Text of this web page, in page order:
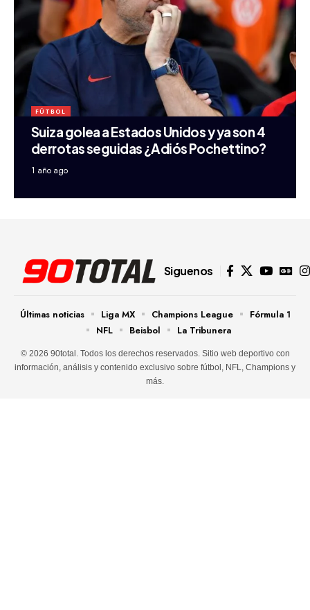
FÚTBOL
Suiza golea a Estados Unidos y ya son 4
derrotas seguidas ¿Adiós Pochettino?
1 año ago
Siguenos
© 2026 90total. Todos los derechos reservados. Sitio web deportivo con
información, análisis y contenido exclusivo sobre fútbol, NFL, Champions y
más.
Últimas noticias Liga MX Champions League
Fórmula 1
NFL
Beisbol La Tribunera